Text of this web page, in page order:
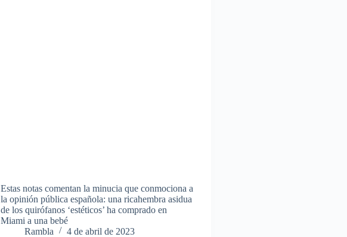
Estas notas comentan la minucia que conmociona a
la opinión pública española: una ricahembra asidua
de los quirófanos ‘estéticos’ ha comprado en
Miami a una bebé
Rambla
4 de abril de 2023